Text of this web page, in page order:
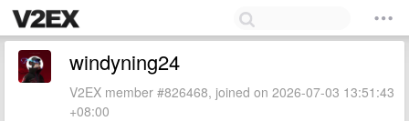
windyning24
V2EX member #826468, joined on 2026-07-03 13:51:43
+08:00